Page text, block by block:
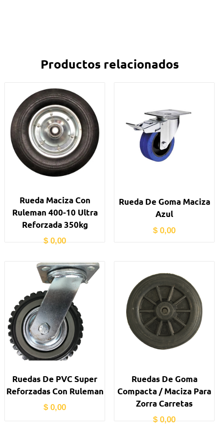
Productos relacionados
Rueda Maciza Con
Ruleman 400-10 Ultra
Reforzada 350kg
$0,00
Rueda De Goma Maciza
Azul
$0,00
Ruedas De PVC Super
Reforzadas Con Ruleman
$0,00
Ruedas De Goma
Compacta / Maciza Para
Zorra Carretas
$0,00